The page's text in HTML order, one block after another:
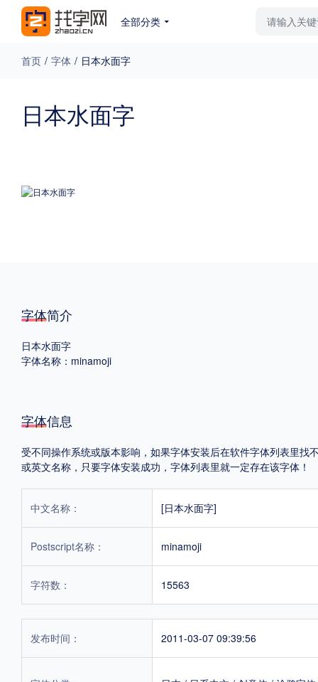
全部分类
免费下载 收费下载
格式
地区
中国大陆 中国港澳台 更多
字体新闻 字体程序
首页 / 字体 / 日本水面字
日本水面字
字体简介
日本水面字
字体名称：minamoji
字体信息
受不同操作系统或版本影响，如果字体安装后在软件字体列表里
或英文名称，只要字体安装成功，字体列表里就一定存在该字体！
中文名称： [日本水面字]
Postscript名称： minamoji
字符数： 15563
发布时间： 2011-03-07 09:39:56